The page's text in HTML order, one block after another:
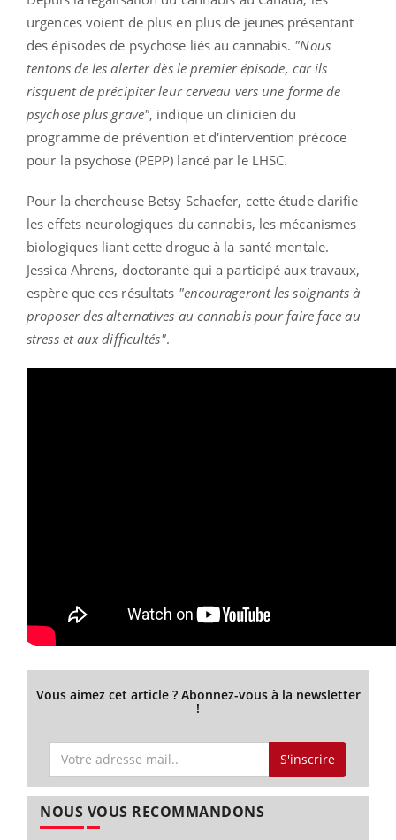
urgences voient de plus en plus de jeunes présentant
des épisodes de psychose liés au cannabis. "Nous
tentons de les alerter dès le premier épisode, car ils
risquent de précipiter leur cerveau vers une forme de
psychose plus grave", indique un clinicien du
programme de prévention et d'intervention précoce
pour la psychose (PEPP) lancé par le LHSC.
Pour la chercheuse Betsy Schaefer, cette étude clarifie
les effets neurologiques du cannabis, les mécanismes
biologiques liant cette drogue à la santé mentale.
Jessica Ahrens, doctorante qui a participé aux travaux,
espère que ces résultats "encourageront les soignants à
proposer des alternatives au cannabis pour faire face au
stress et aux difficultés".
Vous aimez cet article ? Abonnez-vous à la newsletter
!
S'inscrire
NOUS VOUS RECOMMANDONS